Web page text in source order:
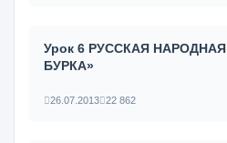
Урок 6 РУССКАЯ
БУРКА»
26.07.2013 22 862